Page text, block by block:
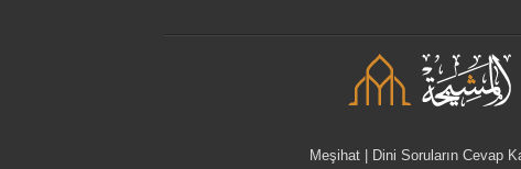
Meşihat | Dini Soruların Cevap